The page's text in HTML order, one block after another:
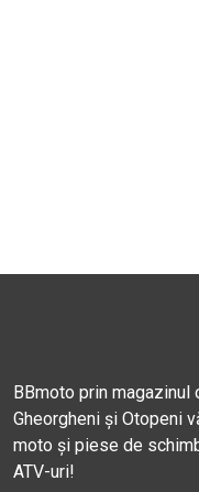
BBmoto prin
Gheorgheni și Otopeni
moto și piese de
ATV-uri!